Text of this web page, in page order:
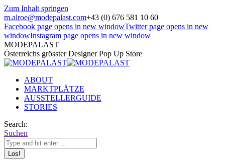
Zum Inhalt springen
m.alroe@modepalast.com+43 (0) 676 581 10 60
Facebook page opens in new windowTwitter page opens in new
windowInstagram page opens in new window
MODEPALAST
Österreichs grösster Designer Pop Up Store
ABOUT
MARKTPLÄTZE
AUSSTELLERGUIDE
STORIES
Search:
Suchen